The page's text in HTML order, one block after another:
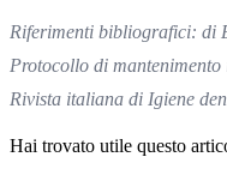
Riferimenti bibliografici: di
Protocollo di
Rivista italiana di Igiene
Hai trovato utile questo